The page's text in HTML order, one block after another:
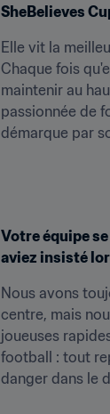
SheBelieves
Elle vit la
Chaque fois
maintenir au
passionnée de
démarque par
Votre équipe
aviez insisté
Nous avons
centre, mais
joueuses
football : tout
danger dans le